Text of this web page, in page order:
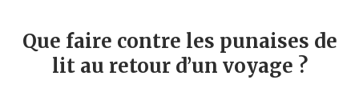
Que faire contre les punaises de
lit au retour d’un voyage ?